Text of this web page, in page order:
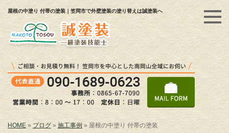
屋根の中塗り 付帯の塗装｜笠岡市で外壁塗装の塗り替えは誠塗装へ
HOME» ブログ» 施工事例 » 屋根の中塗り 付帯の塗装